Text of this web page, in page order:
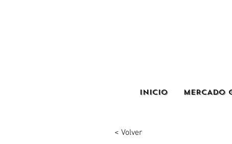
INICIO MERCADO
< Volver